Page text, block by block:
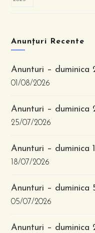
Anunțuri Recente
Anunturi – duminica
01/08/2026
Anunturi – duminica
25/07/2026
Anunturi – duminica
18/07/2026
Anunturi – duminica
05/07/2026
Anunturi – duminica